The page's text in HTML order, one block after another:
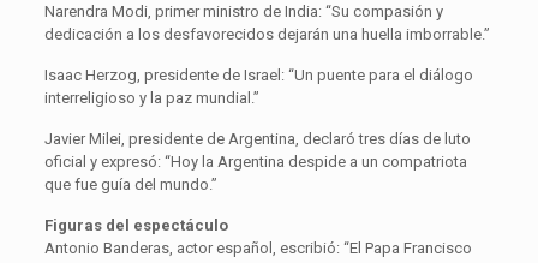
Narendra Modi, primer ministro de India: “Su compasión y
dedicación a los desfavorecidos dejarán una huella imborrable.”
Isaac Herzog, presidente de Israel: “Un puente para el diálogo
interreligioso y la paz mundial.”
Javier Milei, presidente de Argentina, declaró tres días de luto
oficial y expresó: “Hoy la Argentina despide a un compatriota
que fue guía del mundo.”
Figuras del espectáculo
Antonio Banderas, actor español, escribió: “El Papa Francisco